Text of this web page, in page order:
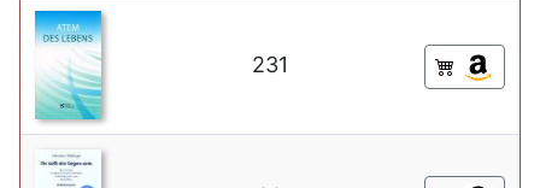
231